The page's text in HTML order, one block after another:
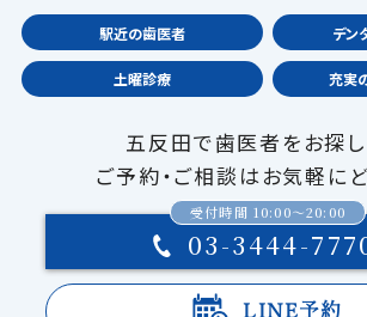
駅近の歯医者 デン
土曜診療 充実
五反田で歯医者をお探
ご予約・ご相談はお気軽に
受付時間 10:00〜20:00
03-3444-
LINE予約